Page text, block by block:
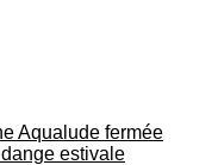
Aqualude fermée
estivale